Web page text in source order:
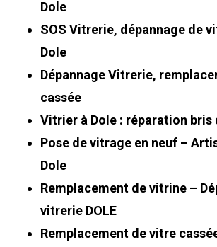
Dole
SOS Vitrerie, dépannage de
Dole
Dépannage Vitrerie,
cassée
Vitrier à Dole : réparation bris
Pose de vitrage en neuf –
Dole
Remplacement de vitrine –
vitrerie DOLE
Remplacement de vitre